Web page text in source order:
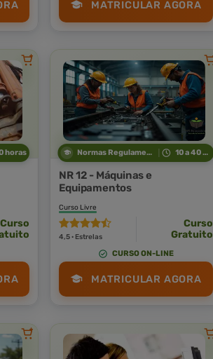
MATRICULAR AGORA
horas
Curso
Normas Regulamentadoras 10 a 40 horas
NR 12 - Máquinas e
Equipamentos
Curso Livre
4,5 · Estrelas
Curso
Gratuito
CURSO ON-LINE
MATRICULAR AGORA